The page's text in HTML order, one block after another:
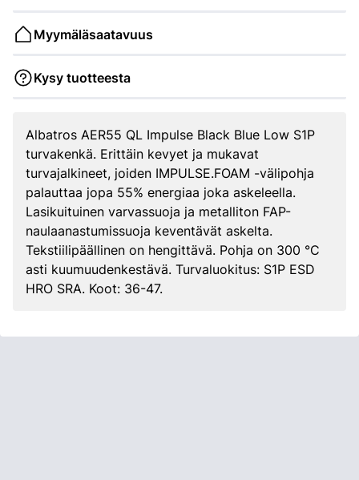
Myymäläsaatavuus
Kysy tuotteesta
Albatros AER55 QL Impulse Black Blue Low S1P
turvakenkä. Erittäin kevyet ja mukavat
turvajalkineet, joiden IMPULSE.FOAM -välipohja
palauttaa jopa 55% energiaa joka askeleella.
Lasikuituinen varvassuoja ja metalliton FAP-
naulaanastumissuoja keventävät askelta.
Tekstiilipäällinen on hengittävä. Pohja on 300 °C
asti kuumuudenkestävä. Turvaluokitus: S1P ESD
HRO SRA. Koot: 36-47.